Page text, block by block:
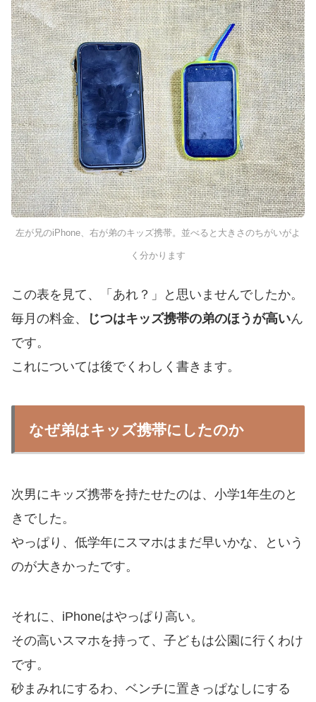
左が兄のiPhone、右が弟のキッズ携帯。並べると大きさのちがいがよ
く分かります
この表を見て、「あれ？」と思いませんでしたか。
毎月の料金、
じつはキッズ携帯の弟のほうが高いん
です。
これについては後でくわしく書きます。
なぜ弟はキッズ携帯にしたのか
次男にキッズ携帯を持たせたのは、小学1年生のと
きでした。
やっぱり、低学年にスマホはまだ早いかな、という
のが大きかったです。
それに、iPhoneはやっぱり高い。
その高いスマホを持って、子どもは公園に行くわけ
です。
砂まみれにするわ、ベンチに置きっぱなしにする